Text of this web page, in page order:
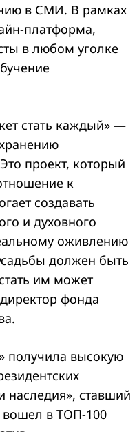
в СМИ. В рамках
платформа,
в любом уголке
стать каждый» —
проект, который
к
создавать
и духовного
оживлению
должен быть
им может
фонда
получила высокую
наследия», ставший
в ТОП-100